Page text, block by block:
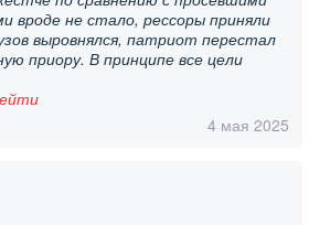
вроде не стало, рессоры приняли
выровнялся, патриот перестал
приору. В принципе все цели
4 мая 2025